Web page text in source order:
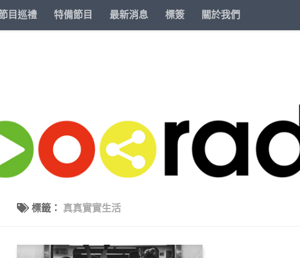
目巡禮 特備節目 最新消息 標簽 關於我們
標籤： 真真實實生活